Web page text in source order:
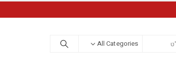
All Categories